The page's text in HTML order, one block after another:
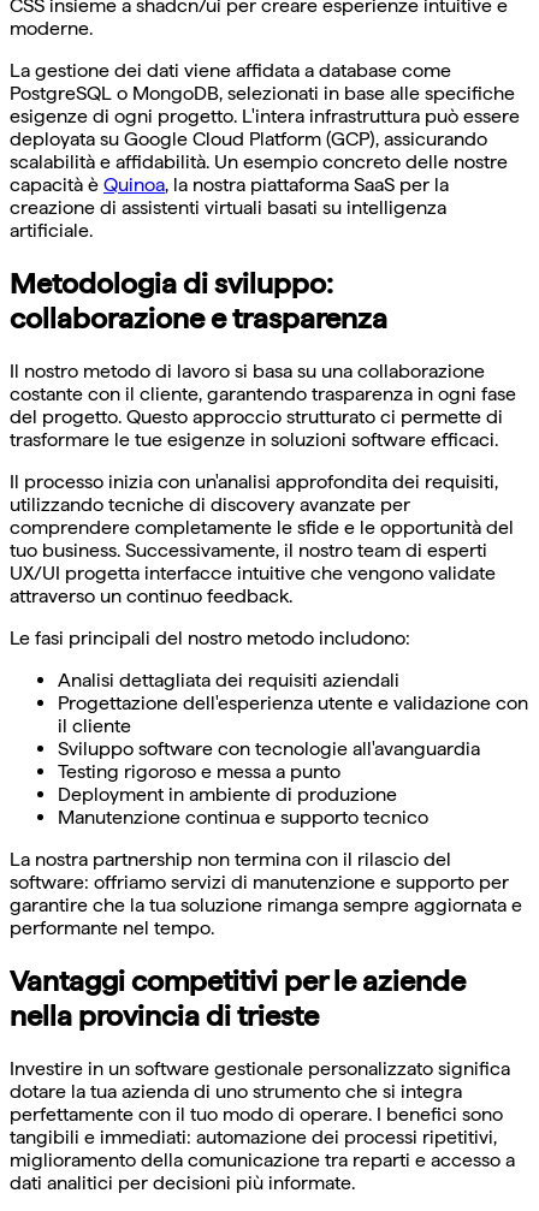
CSS insieme a shadcn/ui per creare esperienze intuitive e
moderne.
La gestione dei dati viene affidata a database come
PostgreSQL o MongoDB, selezionati in base alle specifiche
esigenze di ogni progetto. L'intera infrastruttura può essere
deployata su Google Cloud Platform (GCP), assicurando
scalabilità e affidabilità. Un esempio concreto delle nostre
capacità è Quinoa, la nostra piattaforma SaaS per la
creazione di assistenti virtuali basati su intelligenza
artificiale.
Metodologia di sviluppo:
collaborazione e trasparenza
Il nostro metodo di lavoro si basa su una collaborazione
costante con il cliente, garantendo trasparenza in ogni fase
del progetto. Questo approccio strutturato ci permette di
trasformare le tue esigenze in soluzioni software efficaci.
Il processo inizia con un'analisi approfondita dei requisiti,
utilizzando tecniche di discovery avanzate per
comprendere completamente le sfide e le opportunità del
tuo business. Successivamente, il nostro team di esperti
UX/UI progetta interfacce intuitive che vengono validate
attraverso un continuo feedback.
Le fasi principali del nostro metodo includono:
Analisi dettagliata dei requisiti aziendali
Progettazione dell'esperienza utente e validazione con
il cliente
Sviluppo software con tecnologie all'avanguardia
Testing rigoroso e messa a punto
Deployment in ambiente di produzione
Manutenzione continua e supporto tecnico
La nostra partnership non termina con il rilascio del
software: offriamo servizi di manutenzione e supporto per
garantire che la tua soluzione rimanga sempre aggiornata e
performante nel tempo.
Vantaggi competitivi per le aziende
nella provincia di trieste
Investire in un software gestionale personalizzato significa
dotare la tua azienda di uno strumento che si integra
perfettamente con il tuo modo di operare. I benefici sono
tangibili e immediati: automazione dei processi ripetitivi,
miglioramento della comunicazione tra reparti e accesso a
dati analitici per decisioni più informate.